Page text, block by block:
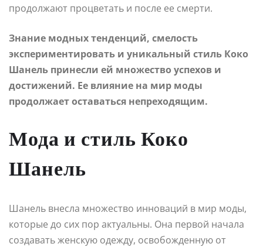
продолжают процветать и после ее смерти.
Знание модных тенденций, смелость
экспериментировать и уникальный стиль Коко
Шанель принесли ей множество успехов и
достижений. Ее влияние на мир моды
продолжает оставаться непреходящим.
Мода и стиль Коко
Шанель
Шанель внесла множество инноваций в мир моды,
которые до сих пор актуальны. Она первой начала
создавать женскую одежду, освобожденную от